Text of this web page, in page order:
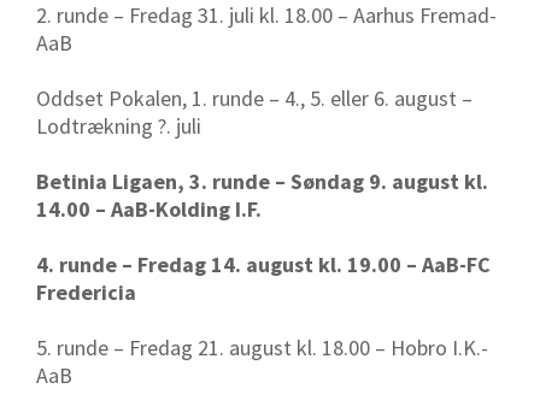
2. runde – Fredag 31. juli kl. 18.00 – Aarhus Fremad-
AaB
Oddset Pokalen, 1. runde – 4., 5. eller 6. august –
Lodtrækning ?. juli
Betinia Ligaen, 3. runde – Søndag 9. august kl.
14.00 – AaB-Kolding I.F.
4. runde – Fredag 14. august kl. 19.00 – AaB-FC
Fredericia
5. runde – Fredag 21. august kl. 18.00 – Hobro I.K.-
AaB